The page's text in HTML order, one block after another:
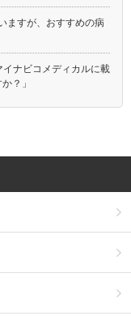
ますが、おすすめの病
イナビコメディカルに載
？」